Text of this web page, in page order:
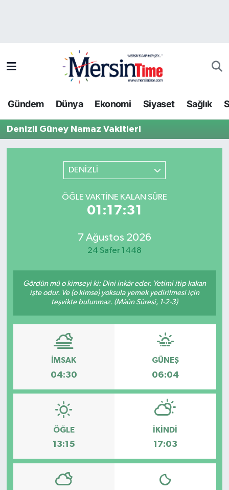
Gündem Dünya Ekonomi Siyaset Sağlık
Denizli Güney Namaz Vakitleri
DENİZLİ
ÖĞLE VAKTINE KALAN SÜRE
01:17:31
7 Ağustos 2026
24 Safer 1448
Gördün mü o kimseyi ki: Dini inkâr eder. Yetimi itip kakan
işte odur. Ve (o kimse) yoksula yemek yedirilmesi için
teşvikte bulunmaz. (Mâûn Sûresi, 1-2-3)
İMSAK
04:30
GÜNEŞ
06:04
ÖĞLE
13:15
İKINDI
17:03
Bilim-Teknoloji
Dünya
Gündem
Siyaset
Spor
Trafik Durumu
Tüm Manşetler
Haber Arşivi